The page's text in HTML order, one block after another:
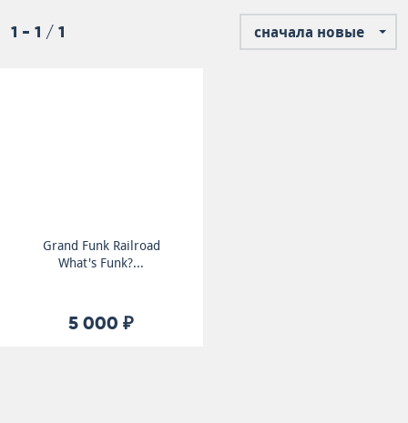
1 - 1 / 1 сначала новые
Grand Funk Railroad
What's Funk?...
5 000 ₽